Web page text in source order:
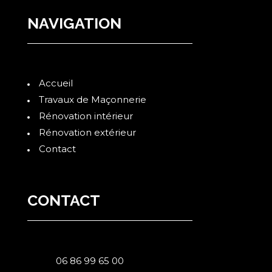
NAVIGATION
Accueil
Travaux de Maçonnerie
Rénovation intérieur
Rénovation extérieur
Contact
CONTACT
06 86 99 65 00